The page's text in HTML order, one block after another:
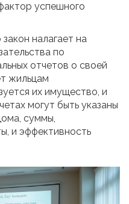
успешного
налагает на
по
отчетов о своей
жильцам
их имущество, и
могут быть указаны
суммы,
и эффективность